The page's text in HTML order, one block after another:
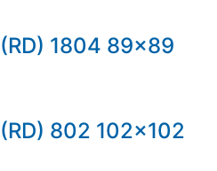
(RD) 1804 89×89
(RD) 802 102×102